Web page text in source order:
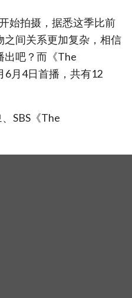
始拍摄，据悉这季比前
间关系更加复杂，相信
出吧？而《The
6月4日首播，共有12
SBS《The